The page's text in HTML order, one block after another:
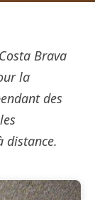
Brava
la
des
distance.